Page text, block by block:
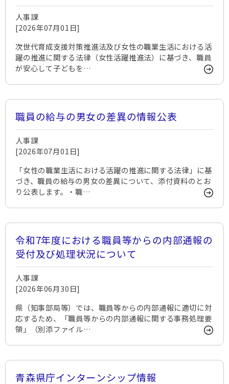
人事課
[2026年07月01日]
次世代育成支援対策推進法及び女性の職業生活における活
躍の推進に関する法律（女性活躍推進法）に基づき、職員
が安心して子どもを…
職員の給与の男女の差異の情報公表
人事課
[2026年07月01日]
「女性の職業生活における活躍の推進に関する法律」に基
づき、職員の給与の男女の差異について、添付資料のとお
り公表します。・職…
令和7年度における職員等からの内部通報の
受付及び処理状況について
人事課
[2026年06月30日]
県（知事部局等）では、職員等からの内部通報に適切に対
応するため、「職員等からの内部通報に関する事務処理要
領」（別添ファイル…
青森県庁インターンシップ情報